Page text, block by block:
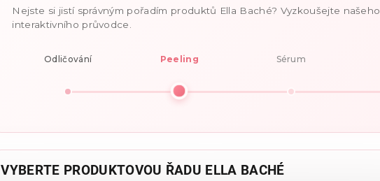
Nejste si jistí správným pořadím produktů Ella Baché? Vyzkoušejte našeho
interaktivního průvodce.
Odličování Peeling Sérum
VYBERTE PRODUKTOVOU ŘADU ELLA BACHÉ